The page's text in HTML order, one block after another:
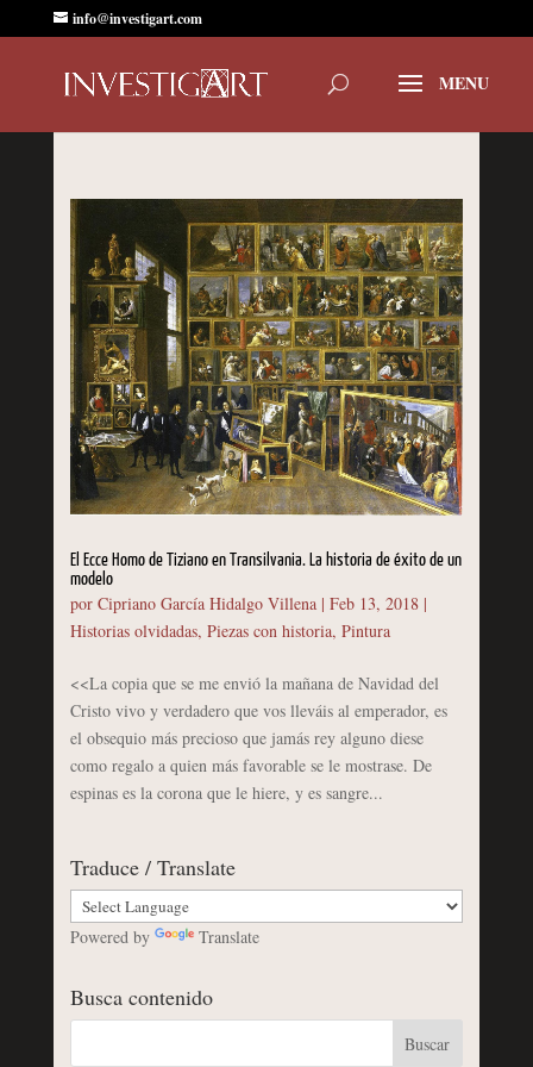
info@investigart.com
El Ecce Homo de Tiziano en Transilvania. La historia de éxito de un
modelo
por Cipriano García Hidalgo Villena| Feb 13, 2018|
Historias olvidadas, Piezas con historia, Pintura
<<La copia que se me envió la mañana de Navidad del
Cristo vivo y verdadero que vos lleváis al emperador, es
el obsequio más precioso que jamás rey alguno diese
como regalo a quien más favorable se le mostrase. De
espinas es la corona que le hiere, y es sangre...
Traduce / Translate
Powered by Translate
Busca contenido